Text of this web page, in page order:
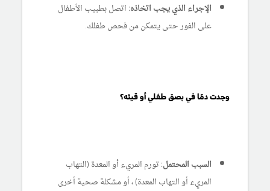
الإجراء الذي يجب اتخاذه: اتصل بطبيب الأطفال
على الفور حتى يتمكن من فحص طفلك.
وجدت دمًا في بصق طفلي أو قيئه؟
السبب المحتمل: تورم المريء أو المعدة (التهاب
المريء أو التهاب المعدة) ، أو مشكلة صحية أخرى